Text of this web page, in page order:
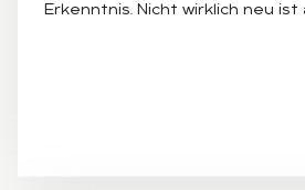
Erkenntnis. Nicht wirklich neu ist